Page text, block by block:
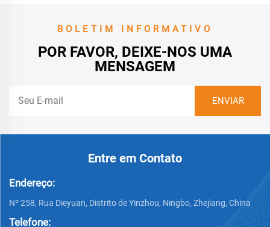
BOLETIM INFORMATIVO
POR FAVOR, DEIXE-NOS UMA
MENSAGEM
Entre em Contato
Endereço:
Nº 258, Rua Dieyuan, Distrito de Yinzhou, Ningbo, Zhejiang, China
Telefone: